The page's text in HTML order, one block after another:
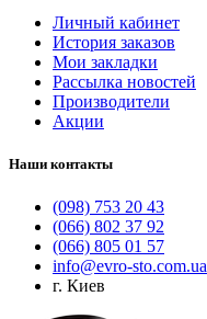
Личный кабинет
История заказов
Мои закладки
Рассылка новостей
Производители
Акции
Наши контакты
(098) 753 20 43
(066) 802 37 92
(066) 805 01 57
info@evro-sto.com.ua
г. Киев